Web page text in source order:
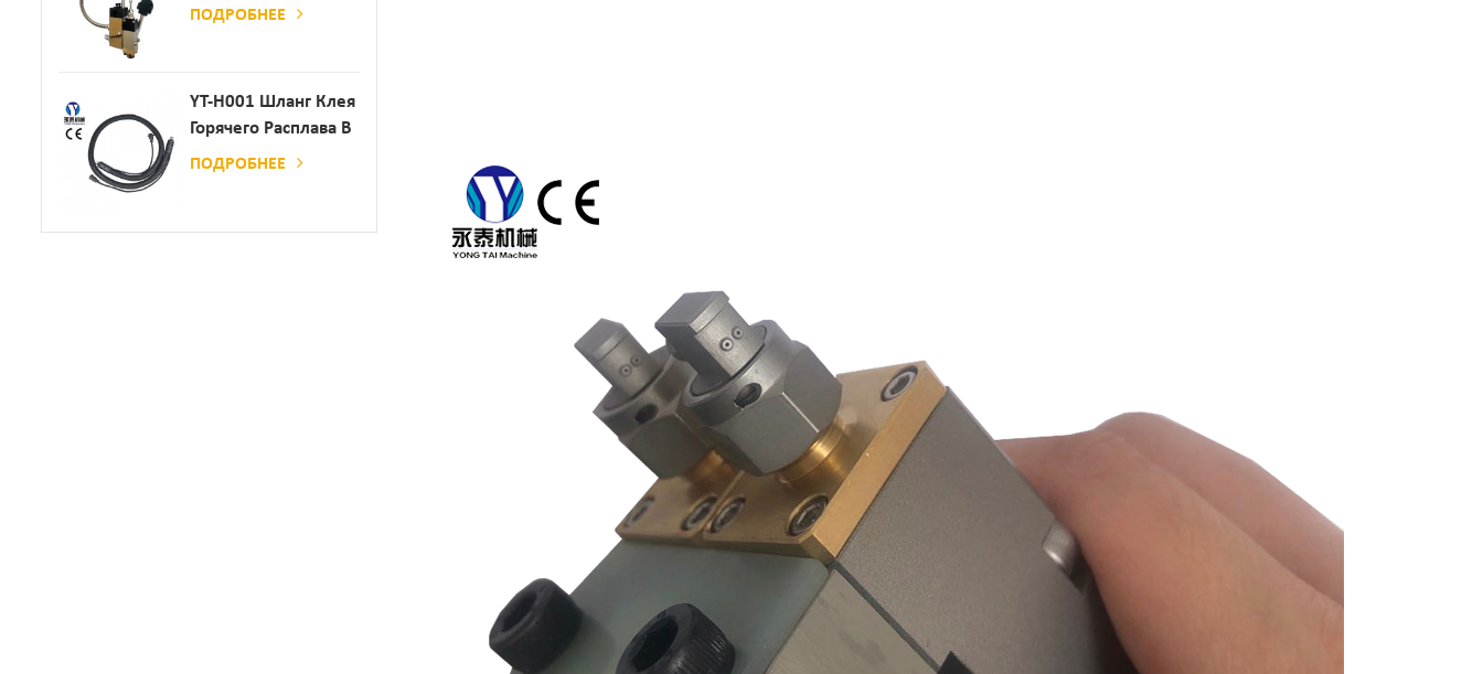
Клей
ПОДРОБНЕЕ
YT-H001 Шланг Клея
Горячего Расплава В
Сочетании С
ПОДРОБНЕЕ